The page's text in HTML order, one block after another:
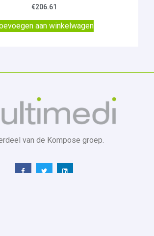
€206.61
aan winkelwagen
van de Kompose groep.